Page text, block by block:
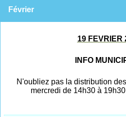
Février
19 FEVRIER
INFO
N'oubliez pas la distribution
mercredi de 14h30 à